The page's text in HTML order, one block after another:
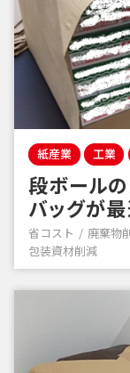
紙産業 工業
段ボール
バッグが最
省コスト 廃棄物
包装資材削減